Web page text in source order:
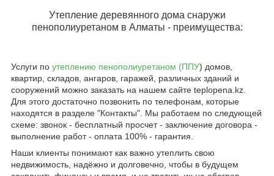
Утепление деревянного дома снаружи
пенополиуретаном в Алматы - преимущества:
Услуги по утеплению пенополиуретаном (ППУ) домов,
квартир, складов, ангаров, гаражей, различных зданий и
сооружений можно заказать на нашем сайте teplopena.kz.
Для этого достаточно позвонить по телефонам, которые
находятся в разделе "Контакты". Мы работаем по следующей
схеме: звонок - бесплатный просчет - заключение договора -
выполнение работ - оплата 100% - гарантия.
Наши клиенты понимают как важно утеплить свою
недвижимость, надёжно и долговечно, чтобы в будущем